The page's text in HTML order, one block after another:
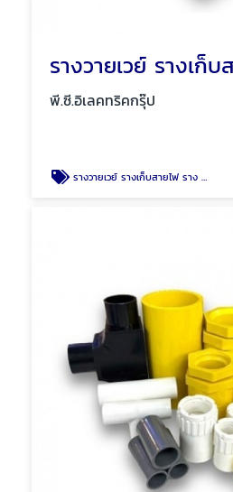
พี.ซี.อิเลคทริคกรุ๊ป
รางวายเวย์ รางเก็บสายไฟ ราง PVC พัทยา ชลบุรี